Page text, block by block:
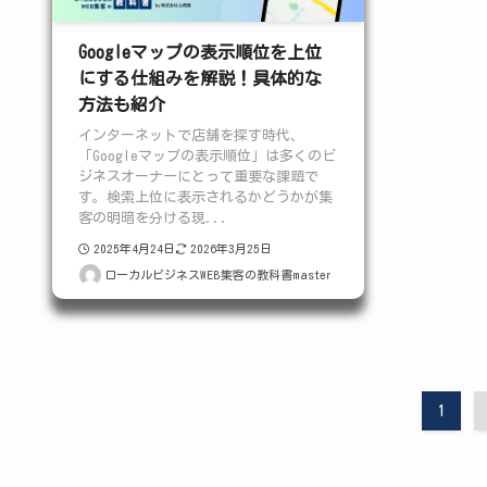
Googleマップの表示順位を上位
にする仕組みを解説！具体的な
方法も紹介
インターネットで店舗を探す時代、
「Googleマップの表示順位」は多くのビ
ジネスオーナーにとって重要な課題で
す。検索上位に表示されるかどうかが集
客の明暗を分ける現...
2025年4月24日 2026年3月25日
ローカルビジネスWEB集客の教科書master
1